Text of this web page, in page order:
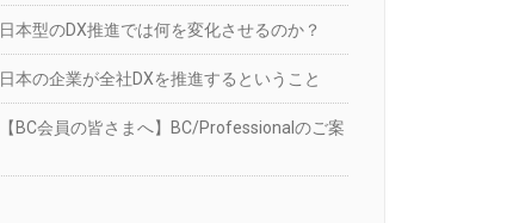
日本型のDX推進では何を変化させるのか？
日本の企業が全社DXを推進するということ
【BC会員の皆さまへ】BC/Professionalのご案